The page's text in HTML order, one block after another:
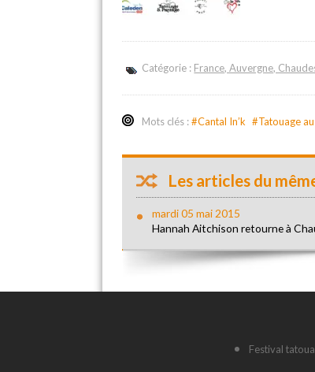
Catégorie : France, Auvergne,
Mots clés : #Cantal In’k #Tatouage
Les articles du
mardi 05 mai 2015
Hannah Aitchison retourne à
Festival